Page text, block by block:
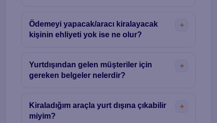
Ödemeyi yapacak/aracı kiralayacak
kişinin ehliyeti yok ise ne olur?
Yurtdışından gelen müşteriler için
gereken belgeler nelerdir?
Kiraladığım araçla yurt dışına çıkabilir
miyim?